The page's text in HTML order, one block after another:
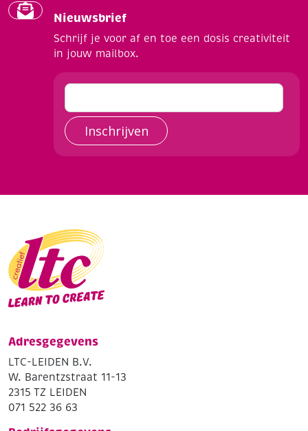
Nieuwsbrief
Schrijf je voor af en toe een dosis creativiteit
in jouw mailbox.
Inschrijven
Adresgegevens
LTC-LEIDEN B.V.
W. Barentzstraat 11-13
2315 TZ LEIDEN
071 522 36 63